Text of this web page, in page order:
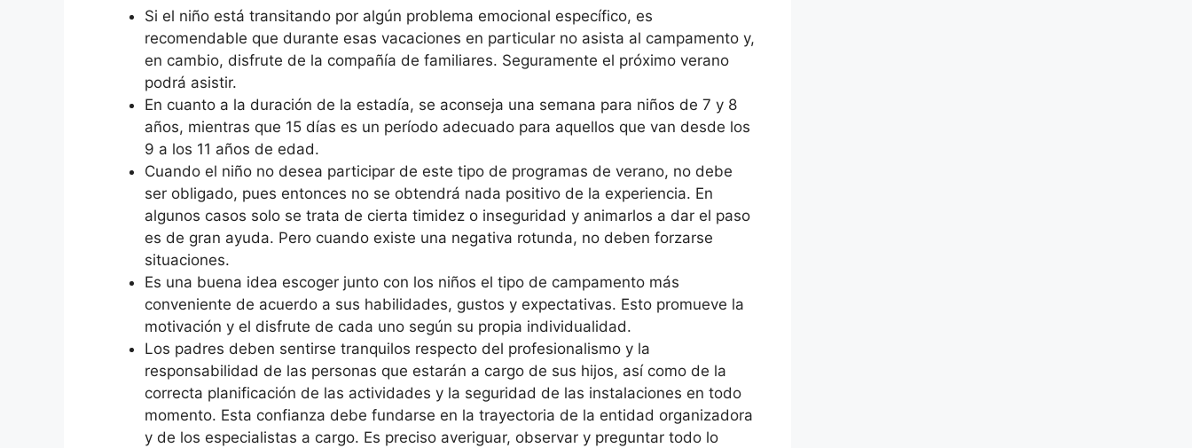
Si el niño está transitando por algún problema emocional específico, es
recomendable que durante esas vacaciones en particular no asista al campamento y,
en cambio, disfrute de la compañía de familiares. Seguramente el próximo verano
podrá asistir.
En cuanto a la duración de la estadía, se aconseja una semana para niños de 7 y 8
años, mientras que 15 días es un período adecuado para aquellos que van desde los
9 a los 11 años de edad.
Cuando el niño no desea participar de este tipo de programas de verano, no debe
ser obligado, pues entonces no se obtendrá nada positivo de la experiencia. En
algunos casos solo se trata de cierta timidez o inseguridad y animarlos a dar el paso
es de gran ayuda. Pero cuando existe una negativa rotunda, no deben forzarse
situaciones.
Es una buena idea escoger junto con los niños el tipo de campamento más
conveniente de acuerdo a sus habilidades, gustos y expectativas. Esto promueve la
motivación y el disfrute de cada uno según su propia individualidad.
Los padres deben sentirse tranquilos respecto del profesionalismo y la
responsabilidad de las personas que estarán a cargo de sus hijos, así como de la
correcta planificación de las actividades y la seguridad de las instalaciones en todo
momento. Esta confianza debe fundarse en la trayectoria de la entidad organizadora
y de los especialistas a cargo. Es preciso averiguar, observar y preguntar todo lo